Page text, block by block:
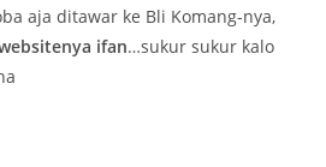
aja ditawar ke Bli Komang-nya,
ifan…sukur sukur kalo